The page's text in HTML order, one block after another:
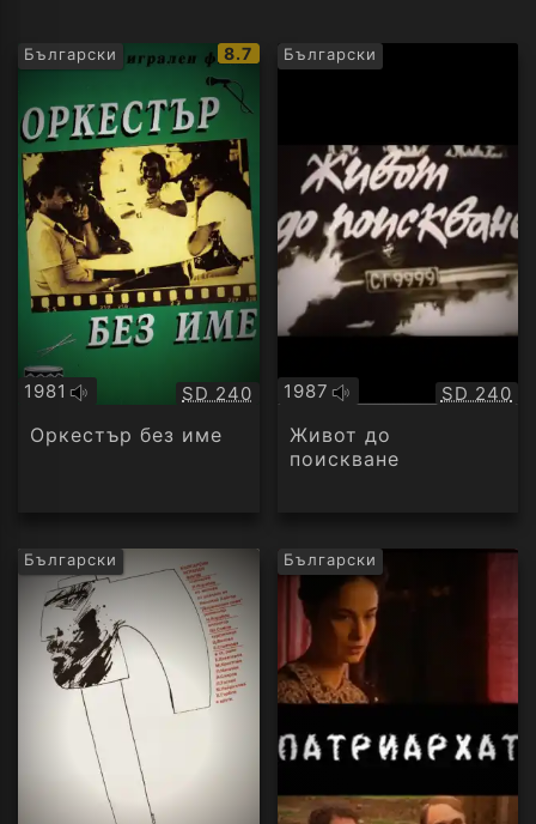
Български
IMDb
рейтинг:
8.7
1981
Оригинално
аудио
Качество:
SD 240
Оркестър без име
Български
1987
Оригинално
аудио
SD 240
Живот до
поискване
Български Български